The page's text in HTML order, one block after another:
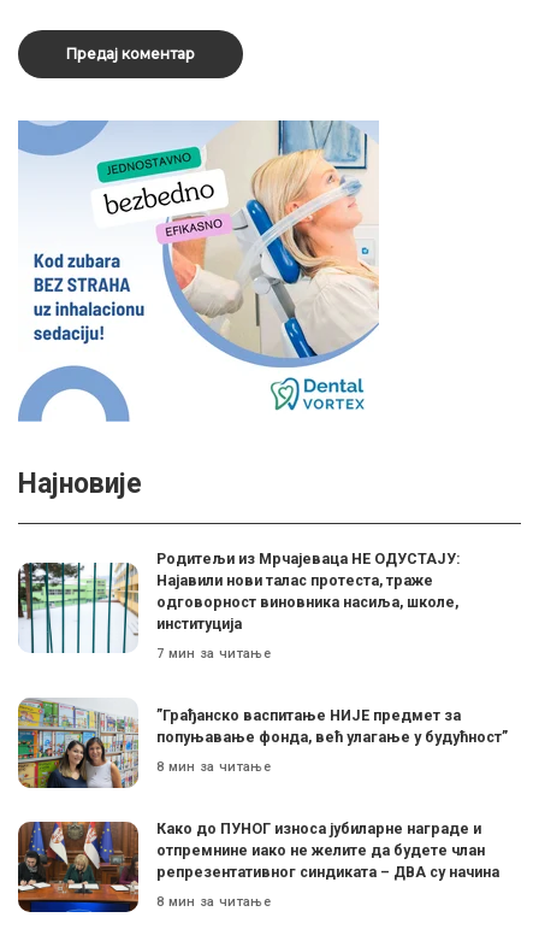
Најновије
Родитељи из Мрчајеваца НЕ ОДУСТАЈУ:
Најавили нови талас протеста, траже
одговорност виновника насиља, школе,
институција
7 мин за читање
”Грађанско васпитање НИЈЕ предмет за
попуњавање фонда, већ улагање у будућност”
8 мин за читање
Како до ПУНОГ износа јубиларне награде и
отпремнине иако не желите да будете члан
репрезентативног синдиката – ДВА су начина
8 мин за читање